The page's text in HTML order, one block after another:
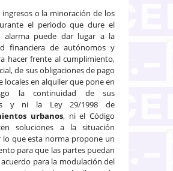
ingresos o la minoración de los
el periodo que dure el
alarma puede dar lugar a la
financiera de autónomos y
hacer frente al cumplimiento,
de sus obligaciones de pago
locales en alquiler que pone en
la continuidad de sus
y ni la Ley 29/1998 de
urbanos, ni el Código
soluciones a la situación
lo que esta norma propone un
para que las partes puedan
para la modulación del